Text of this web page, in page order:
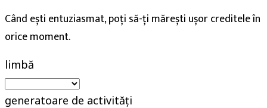
Când ești entuziasmat, poți să-ți mărești ușor creditele în
orice moment.
limbă
generatoare de activități